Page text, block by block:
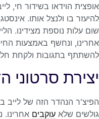
אופצית הוידאו בשידור חי,
להיעזר בו ולנצל אותו.
שום עלות נוספת מצידינו.
אחרינו, ונחשף באמצעות
להשתתף בתגובות ולקחת
יצירת סרטוני
הפיצ'ר הנהדר הזה של לייב
גולשים שלא עוקבים אחרינו.